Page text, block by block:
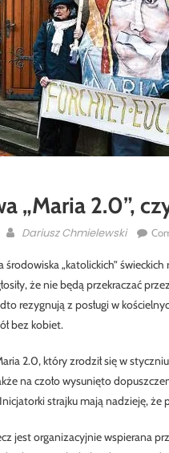
„Maria 2.0”,
Author
Dariusz Chmielewski
środowiska „katolickich”
że nie będą przekraczać
rezygnują z posługi w
bez kobiet.
2.0, który zrodził się w
na czoło wysunięto
strajku mają nadzieję, że
jest organizacyjnie wspierana